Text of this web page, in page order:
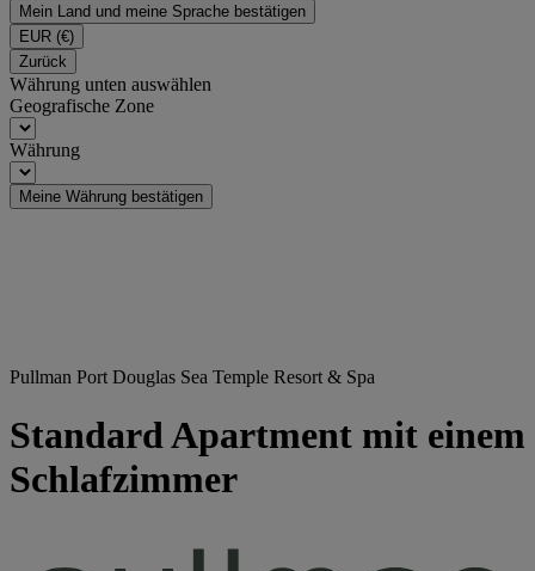
Mein Land und meine Sprache bestätigen
EUR (€)
Zurück
Währung unten auswählen
Geografische Zone
Währung
Meine Währung bestätigen
Pullman Port Douglas Sea Temple Resort & Spa
Standard Apartment mit einem
Schlafzimmer